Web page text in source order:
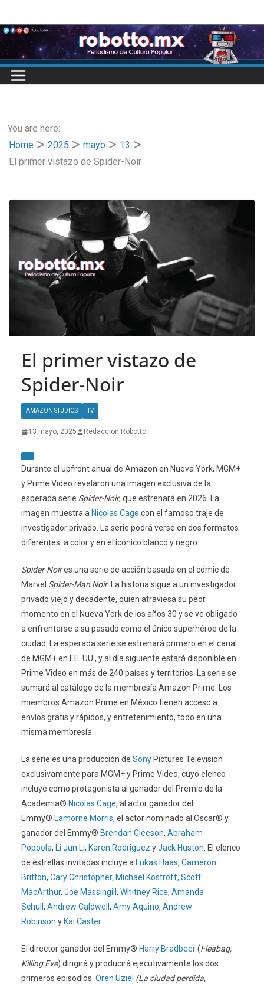
to
content
You are here:
Home
2025 mayo
13
El primer vistazo de Spider-Noir
El primer vistazo de
Spider-Noir
AMAZON STUDIOS TV
13 mayo, 2025 Redaccion Robotto
Durante el upfront anual de Amazon en Nueva York, MGM+
y Prime Video revelaron una imagen exclusiva de la
esperada serie Spider-Noir, que estrenará en 2026. La
imagen muestra a Nicolas Cage con el famoso traje de
investigador privado. La serie podrá verse en dos formatos
diferentes: a color y en el icónico blanco y negro.
Spider-Noires una serie de acción basada en el cómic de
Marvel Spider-Man Noir. La historia sigue a un investigador
privado viejo y decadente, quien atraviesa su peor
momento en el Nueva York de los años 30 y se ve obligado
a enfrentarse a su pasado como el único superhéroe de la
ciudad. La esperada serie se estrenará primero en el canal
de MGM+ en EE. UU., y al día siguiente estará disponible en
Prime Video en más de 240 países y territorios. La serie se
sumará al catálogo de la membresía Amazon Prime. Los
miembros Amazon Prime en México tienen acceso a
envíos gratis y rápidos, y entretenimiento, todo en una
misma membresía.
La serie es una producción de Sony Pictures Television
exclusivamente para MGM+ y Prime Video, cuyo elenco
incluye como protagonista al ganador del Premio de la
Academia® Nicolas Cage, al actor ganador del
Emmy® Lamorne Morris, el actor nominado al Oscar® y
ganador del Emmy® Brendan Gleeson, Abraham
Popoola, Li Jun Li, Karen Rodriguez yJack Huston . El elenco
de estrellas invitadas incluye a Lukas Haas, Cameron
Britton, Cary Christopher, Michael Kostroff, Scott
MacArthur, Joe Massingill , Whitney Rice, Amanda
Schull , Andrew Caldwell , Amy Aquino, Andrew
Robinson y Kai Caster.
El director ganador del Emmy® Harry Bradbeer(Fleabag,
Killing Eve) dirigirá y producirá ejecutivamente los dos
primeros episodios. Oren Uziel (La ciudad perdida,